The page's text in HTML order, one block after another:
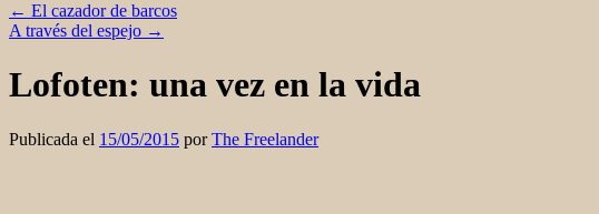
← El cazador de barcos
A través del espejo →
Lofoten: una vez en la vida
Publicada el 15/05/2015 por The Freelander